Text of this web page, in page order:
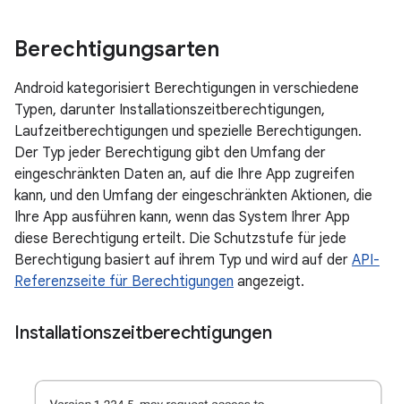
Berechtigungsarten
Android kategorisiert Berechtigungen in verschiedene
Typen, darunter Installationszeitberechtigungen,
Laufzeitberechtigungen und spezielle Berechtigungen.
Der Typ jeder Berechtigung gibt den Umfang der
eingeschränkten Daten an, auf die Ihre App zugreifen
kann, und den Umfang der eingeschränkten Aktionen, die
Ihre App ausführen kann, wenn das System Ihrer App
diese Berechtigung erteilt. Die Schutzstufe für jede
Berechtigung basiert auf ihrem Typ und wird auf der API-
Referenzseite für Berechtigungen angezeigt.
Installationszeitberechtigungen